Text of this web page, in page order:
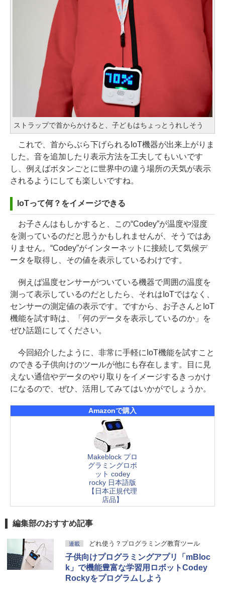
ストラップで首からかけると、子どもはちょっとうれしそう
これで、首からぶら下げられるIoT機器が出来上がりま
した。音を追加したり表示方法を工夫してもいいです
し、例えばボタンごとに世界中の違う場所の天気が表示
されるようにしても楽しいですね。
IoTって何？をイメージできる
お子さんはもしかすると、この“Codey”が温度や湿度
を測っているのだと思うかもしれませんが、そうではあ
りません。“Codey”がインターネットに接続して気候デ
ータを取得し、その値を表示しているわけです。
例えば温度センサーがついている機器で周囲の温度を
測って表示しているのだとしたら、それはIoTではなく、
センサーの測定値の表示です。ですから、お子さんとIoT
機能を試す時は、「何のデータを表示しているのか」を
ぜひ話題にしてください。
今回紹介したように、非常に手軽にIoT機能を試すこと
のできる子供向けのツールが他にも存在します。目に見
えない通信やデータのやり取りをイメージするきっかけ
になるので、ぜひ、活用してみてはいかがでしょうか。
Amazonで購入
Makeblock プロ
グラミングロボ
ット codey
rocky 日本語版
【日本正規代理
店品】
編集部のおすすめ記事
連載 どれ使う？プログラミング教育ツール
子供向けプログラミングアプリ「mBloc
k」で機能豊富な学習用ロボットCodey
Rockyをプログラムしよう